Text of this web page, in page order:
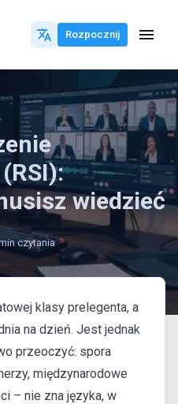
Rozpocznij
wiedzieć
czytania
klasy prelegenta, a
na dzień. Jest jednak
przeoczyć: spora
międzynarodowe
– nie zna języka, w